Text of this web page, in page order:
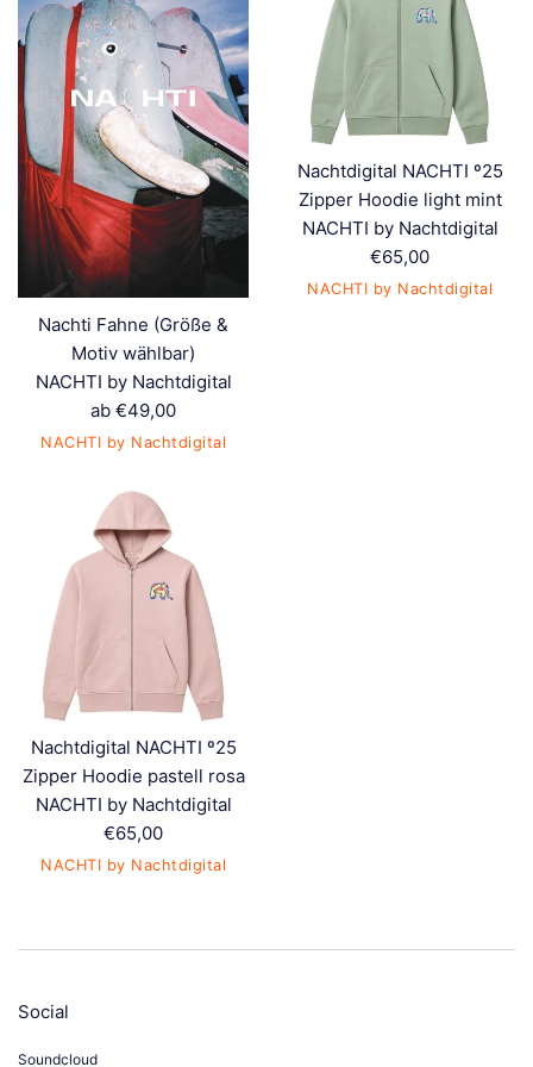
Nachti Fahne (Größe &
Motiv wählbar)
NACHTI by Nachtdigital
ab €49,00
NACHTI by Nachtdigital
Nachtdigital NACHTI º25
Zipper Hoodie light mint
NACHTI by Nachtdigital
Normaler
Preis
€65,00
NACHTI by Nachtdigital
Nachtdigital NACHTI º25
Zipper Hoodie pastell rosa
NACHTI by Nachtdigital
Normaler
Preis
€65,00
NACHTI by Nachtdigital
Social
Soundcloud